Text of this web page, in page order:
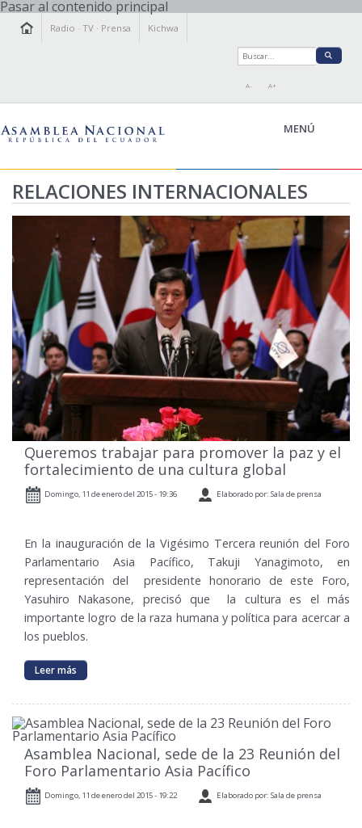
Pasar al contenido principal
Radio ·TV · Prensa Kichwa
A- A+
MENÚ
LA ASAMBLEA
LEGISLAMOS
FISCALIZAMOS
TRANSPARENCIA
PRENSA
PARTICIPACIÓN
RELACIONES INTERNACIONALES
AGENDA
RELACIONES INTERNACIONALES
Queremos trabajar para promover la paz y el
fortalecimiento de una cultura global
Domingo, 11 de enero del 2015 - 19:36 Elaborado por: Sala de prensa
En la inauguración de la Vigésimo Tercera reunión del Foro
Parlamentario Asia Pacífico, Takuji Yanagimoto, en
representación del presidente honorario de este Foro,
Yasuhiro Nakasone, precisó que la cultura es el más
importante logro de la raza humana y política para acercar a
los pueblos.
Leer más
Asamblea Nacional, sede de la 23 Reunión del
Foro Parlamentario Asia Pacífico
Domingo, 11 de enero del 2015 - 19:22 Elaborado por: Sala de prensa